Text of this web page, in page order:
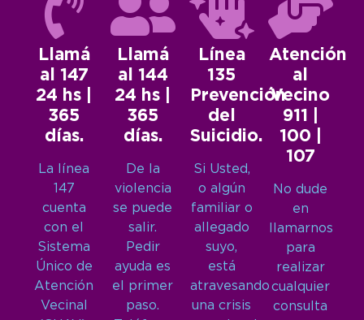
Llamá
al 147
24 hs |
365
días.
La línea
147
cuenta
con el
Sistema
Único de
Atención
Vecinal
Llamá
al 144
24 hs |
365
días.
De la
violencia
se puede
salir.
Pedir
ayuda es
el primer
paso.
Línea
135
Prevención
del
Suicidio.
Si Usted,
o algún
familiar o
allegado
suyo,
está
atravesando
una crisis
Atención
al
Vecino
911 |
100 |
107
No dude
en
llamarnos
para
realizar
cualquier
consulta